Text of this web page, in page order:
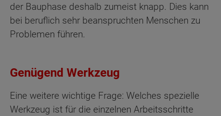
der Bauphase deshalb zumeist knapp. Dies kann
bei beruflich sehr beanspruchten Menschen zu
Problemen führen.
Genügend Werkzeug
Eine weitere wichtige Frage: Welches spezielle
Werkzeug ist für die einzelnen Arbeitsschritte